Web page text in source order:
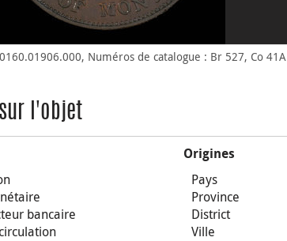
Numéros de catalogue : Br 527, Co 41A
l'objet
bancaire
Origines
Pays
Province
District
Ville